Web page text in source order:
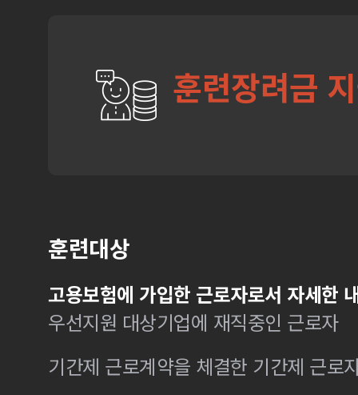
훈련장려금
훈련대상
고용보험에 가입한 근로자로서 자세한
우선지원 대상기업에 재직중인 근로자
기간제 근로계약을 체결한 기간제 근로